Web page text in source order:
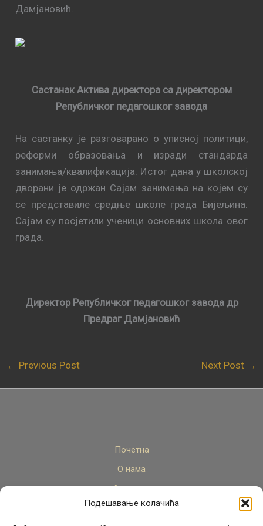
Подешавање колачића
Дамјановић.
Састанак Актива директора са директором
Републичког педагошког завода
На састанку је разговарано о уписној политици,
реформи образовања и изради стандарда
занимања/квалификација. Истог дана у школској
дворани је одржан Сајам занимања на којем су
се представиле средње школе града Бијељина.
Сајам су посјетили ученици основних школа овог
града.
Директор Републичког педагошког завода др
Предраг Дамјановић
← Previous Post Next Post →
Почетна
О нама
Актуелно
Стручни кадар